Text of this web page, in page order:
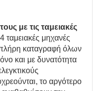
με τις ταμειακές
ταμειακές μηχανές
πλήρη καταγραφή όλων
και με δυνατότητα
το αργότερο